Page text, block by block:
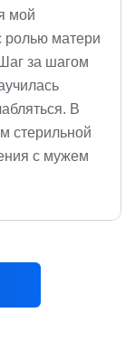
мой
ролью матери
за шагом
В
стерильной
с мужем